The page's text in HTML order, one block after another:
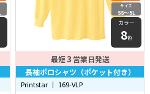
サイズ
SS〜5L
カラー
8色
最短3 営業日発送
長袖ポロシャツ（ポケット付き）
Printstar 丨 169-VLP